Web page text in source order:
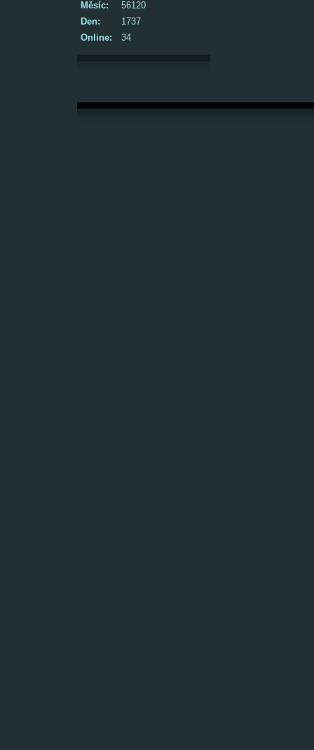
Online: 34
Měsíc:
56120
Den:
1737